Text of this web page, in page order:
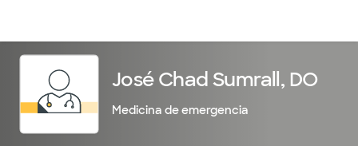
José Chad Sumrall, DO
Medicina de emergencia